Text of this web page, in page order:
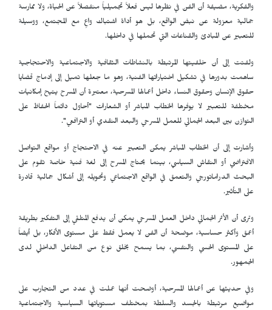
والفكرية، مضيفة أن الفن في نظرها ليس فعلاً تجميلياً منفصلاً عن الحياة، ولا ممارسة
جمالية معزولة عن نبض الواقع، بل هو أداة اشتباك واعٍ مع المجتمع، ووسيلة
للتعبير عن المبادئ والقناعات التي تحملها في داخلها.
ولفتت إلى أن خلفيتها المرتبطة بالنشاطات الثقافية والاجتماعية والاحتجاجية
ساهمت بدورها في تشكيل اختياراتها الفنية، وهو ما جعلها تميل إلى إدماج قضايا
حقوق الإنسان وحقوق النساء داخل أعمالها المسرحية، معتبرة أن المسرح يتيح إمكانيات
مختلفة للتعبير لا يوفرها الخطاب المباشر أو الشعارات "أحاول دائماً الحفاظ على
التوازن بين البعد الجمالي للعمل المسرحي والبعد النقدي أو الترافعي".
وأشارت إلى أن الخطاب المباشر يمكن التعبير عنه في الاحتجاج أو مواقع التواصل
الافتراضي أو النقاش السياسي، بينما يحتاج المسرح إلى لغة فنية خاصة تقوم على
البحث الدراماتورجي والتعمق في الواقع الاجتماعي وتحويله إلى أشكال جمالية قادرة
على التأثير.
وترى أن الأثر الجمالي داخل العمل المسرحي يمكن أن يدفع المتلقي إلى التفكير بطريقة
أعمق وأكثر حساسية، موضحة أن الفن لا يعمل فقط على مستوى الأفكار، بل أيضاً
على المستوى الحسي والنفسي، بما يسمح بخلق نوع من التفاعل الداخلي لدى
الجمهور.
وفي حديثها عن أعمالها المسرحية، أوضحت أنها عملت في عدد من التجارب على
مواضيع مرتبطة بالجسد والسلطة بمختلف مستوياتها السياسية والاجتماعية